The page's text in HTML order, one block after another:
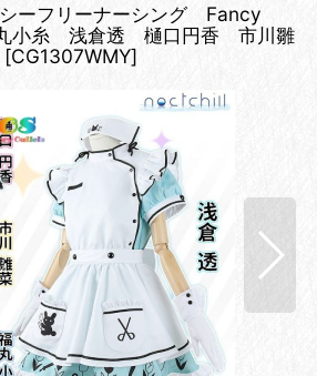
ーフリーナーシング Fancy
小糸 浅倉透 樋口円香 市川雛
[CG1307WMY]